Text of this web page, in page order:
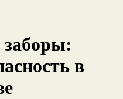
заборы:
в